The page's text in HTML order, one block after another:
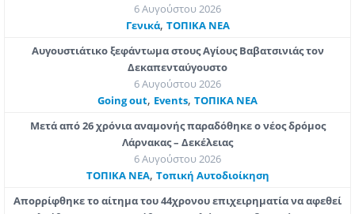
6 Αυγούστου 2026
Γενικά, ΤΟΠΙΚΑ ΝΕΑ
Αυγουστιάτικο ξεφάντωμα στους Αγίους Βαβατσινιάς τον
Δεκαπενταύγουστο
6 Αυγούστου 2026
Going out, Εvents, ΤΟΠΙΚΑ ΝΕΑ
Μετά από 26 χρόνια αναμονής παραδόθηκε ο νέος δρόμος
Λάρνακας – Δεκέλειας
6 Αυγούστου 2026
ΤΟΠΙΚΑ ΝΕΑ, Τοπική Αυτοδιοίκηση
Απορρίφθηκε το αίτημα του 44χρονου επιχειρηματία να αφεθεί